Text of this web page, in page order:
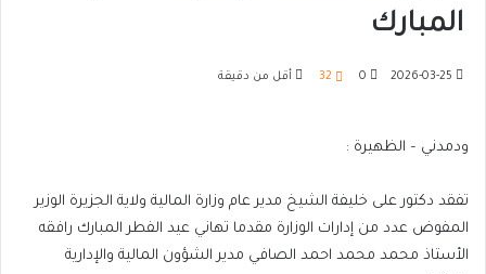
المبارك
2026-03-25
0
32 أقل من دقيقة
ودمدني – الظهيرة :
تفقد دكتور على خليفة الشيخ مدير عام وزارة المالية ولاية الجزيرة الوزير
المفوض عدد من إدارات الوزارة مقدما تهاني عيد الفطر المبارك رافقه
الأستاذ محمد محمد احمد الصافي مدير الشؤون المالية والإدارية